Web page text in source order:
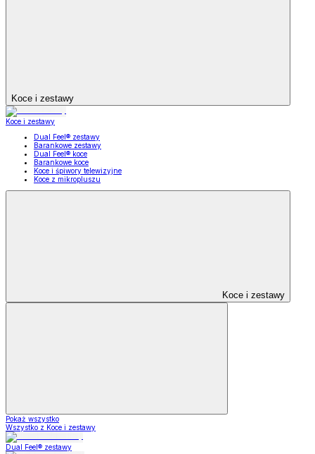
Koce i zestawy
Koce i zestawy
Dual Feel® zestawy
Barankowe zestawy
Dual Feel® koce
Barankowe koce
Koce i śpiwory telewizyjne
Koce z mikropluszu
Koce i zestawy
Pokaż wszystko
Wszystko z Koce i zestawy
Dual Feel® zestawy